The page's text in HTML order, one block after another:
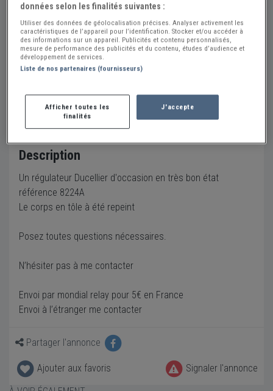
75 €
Vendeur Particulier
Haut Rhin (68) - ILLHAEUSERN (68970)
Envoyer un email
Description
Un régulateur Ducellier d'occasion en très bon état
référence 8224A
Le corps en tôle à été repeint
Posez toutes questions nécessaires.
N’hésiter pas à me contacter
Envoi par mondial relay pour 5€ en France
Envoi à l’étranger me contacter
Partager l'annonce
Ajouter aux favoris
Signaler l'annonce
données selon les finalités suivantes :
Utiliser des données de géolocalisation précises. Analyser activement les
caractéristiques de l’appareil pour l’identification. Stocker et/ou accéder à
des informations sur un appareil. Publicités et contenu personnalisés,
mesure de performance des publicités et du contenu, études d’audience et
développement de services.
Liste de nos partenaires (fournisseurs)
Afficher toutes les
finalités
J'accepte